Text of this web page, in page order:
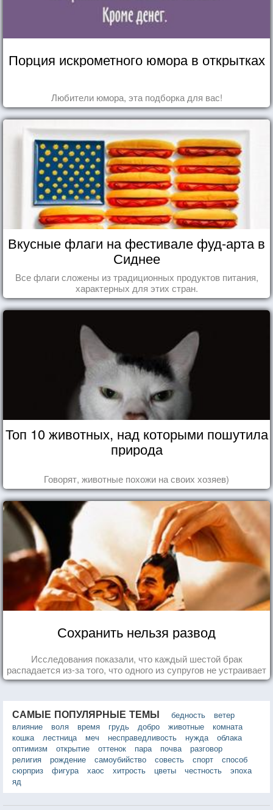
Порция искрометного юмора в открытках
Любители юмора, эта подборка для вас!
Вкусные флаги на фестивале фуд-арта в
Сиднее
Все флаги сложены из традиционных продуктов питания,
характерных для этих стран.
Топ 10 животных, над которыми пошутила
природа
Говорят, животные похожи на своих хозяев)
Сохранить нельзя развод
Исследования показали, что каждый шестой брак
распадается из-за того, что одного из супругов не устраивает
та роль, которая выпала ему в семье.
САМЫЕ ПОПУЛЯРНЫЕ ТЕМЫ бедность
ветер
влияние
воля время грудь добро животные
комната
кошка
лестница меч несправедливость нужда
облака
оптимизм
открытие оттенок пара почва
разговор
религия
рождение самоубийство совесть спорт
способ
сюрприз
фигура хаос хитрость цветы честность
эпоха
яд